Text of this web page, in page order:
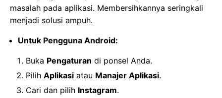
masalah pada aplikasi. Membersihkannya seringkali
menjadi solusi ampuh.
Untuk Pengguna Android:
Buka Pengaturan di ponsel Anda.
Pilih Aplikasi atau Manajer Aplikasi.
Cari dan pilih Instagram.